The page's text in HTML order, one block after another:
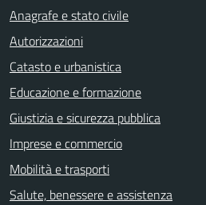
Anagrafe e stato civile
Autorizzazioni
Catasto e urbanistica
Educazione e formazione
Giustizia e sicurezza pubblica
Imprese e commercio
Mobilità e trasporti
Salute, benessere e assistenza